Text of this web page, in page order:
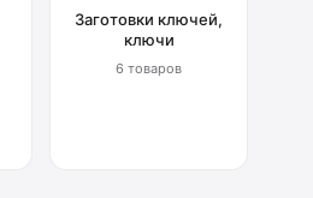
Заготовки ключей,
ключи
6 товаров